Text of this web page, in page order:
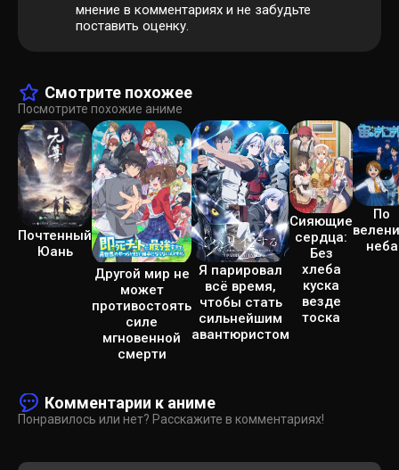
мнение в комментариях и не забудьте
поставить оценку.
Смотрите похожее
Посмотрите похожие аниме
Почтенный
Юань
Другой мир не
может
противостоять
силе
мгновенной
смерти
Я парировал
всё время,
чтобы стать
сильнейшим
авантюристом
Сияющие
сердца:
Без
хлеба
куска
везде
тоска
По
неба
Комментарии к аниме
Понравилось или нет? Расскажите в комментариях!